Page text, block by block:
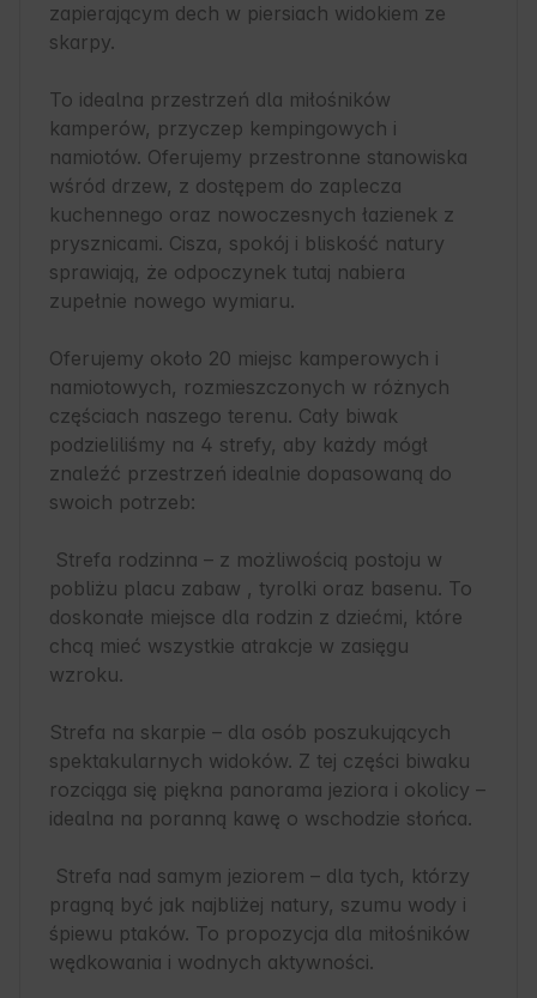
zapierającym dech w piersiach widokiem ze
skarpy.
To idealna przestrzeń dla miłośników
kamperów, przyczep kempingowych i
namiotów. Oferujemy przestronne stanowiska
wśród drzew, z dostępem do zaplecza
kuchennego oraz nowoczesnych łazienek z
prysznicami. Cisza, spokój i bliskość natury
sprawiają, że odpoczynek tutaj nabiera
zupełnie nowego wymiaru.
Oferujemy około 20 miejsc kamperowych i
namiotowych, rozmieszczonych w różnych
częściach naszego terenu. Cały biwak
podzieliliśmy na 4 strefy, aby każdy mógł
znaleźć przestrzeń idealnie dopasowaną do
swoich potrzeb:
pobliżu placu zabaw , tyrolki oraz basenu. To
doskonałe miejsce dla rodzin z dziećmi, które
chcą mieć wszystkie atrakcje w zasięgu
wzroku.
Strefa na skarpie – dla osób poszukujących
spektakularnych widoków. Z tej części biwaku
rozciąga się piękna panorama jeziora i okolicy –
idealna na poranną kawę o wschodzie słońca.
pragną być jak najbliżej natury, szumu wody i
śpiewu ptaków. To propozycja dla miłośników
wędkowania i wodnych aktywności.